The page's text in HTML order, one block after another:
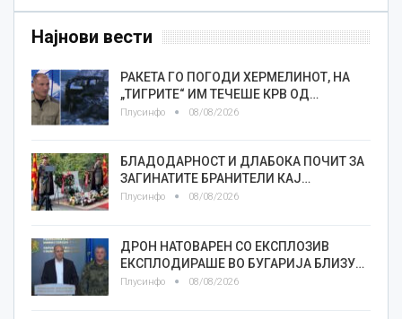
Најнови вести
РАКЕТА ГО ПОГОДИ ХЕРМЕЛИНОТ, НА
„ТИГРИТЕ“ ИМ ТЕЧЕШЕ КРВ ОД…
Плусинфо 08/08/2026
БЛАДОДАРНОСТ И ДЛАБОКА ПОЧИТ ЗА
ЗАГИНАТИТЕ БРАНИТЕЛИ КАЈ…
Плусинфо 08/08/2026
ДРОН НАТОВАРЕН СО ЕКСПЛОЗИВ
ЕКСПЛОДИРАШЕ ВО БУГАРИЈА БЛИЗУ…
Плусинфо 08/08/2026